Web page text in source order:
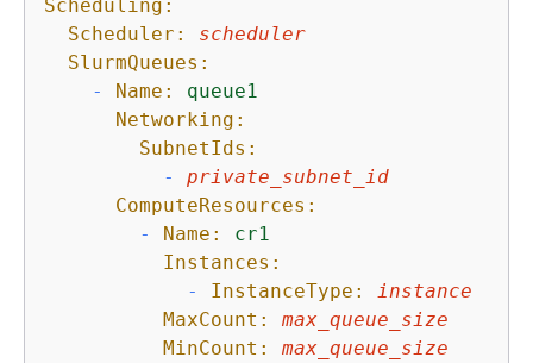
Scheduling:
Scheduler:
scheduler
SlurmQueues:
-
Name:
queue1
Networking:
SubnetIds:
-
private_subnet_id
ComputeResources:
-
Name:
cr1
Instances:
-
InstanceType:
instance
MaxCount:
max_queue_size
MinCount:
max_queue_size